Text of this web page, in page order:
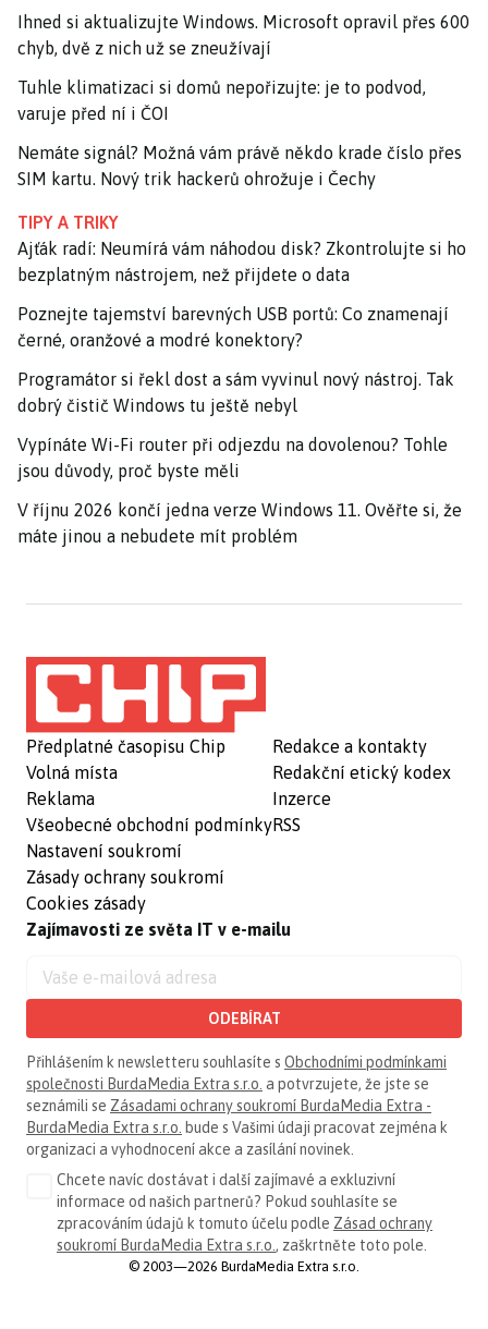
Ihned si aktualizujte Windows. Microsoft opravil přes 600
chyb, dvě z nich už se zneužívají
Tuhle klimatizaci si domů nepořizujte: je to podvod,
varuje před ní i ČOI
Nemáte signál? Možná vám právě někdo krade číslo přes
SIM kartu. Nový trik hackerů ohrožuje i Čechy
TIPY A TRIKY
Ajťák radí: Neumírá vám náhodou disk? Zkontrolujte si ho
bezplatným nástrojem, než přijdete o data
Poznejte tajemství barevných USB portů: Co znamenají
černé, oranžové a modré konektory?
Programátor si řekl dost a sám vyvinul nový nástroj. Tak
dobrý čistič Windows tu ještě nebyl
Vypínáte Wi-Fi router při odjezdu na dovolenou? Tohle
jsou důvody, proč byste měli
V říjnu 2026 končí jedna verze Windows 11. Ověřte si, že
máte jinou a nebudete mít problém
Předplatné časopisu Chip
Volná místa
Reklama
Všeobecné obchodní podmínky
Nastavení soukromí
Zásady ochrany soukromí
Cookies zásady
Redakce a kontakty
Redakční etický kodex
Inzerce
RSS
Zajímavosti ze světa IT v e-mailu
ODEBÍRAT
Přihlášením k newsletteru souhlasíte s Obchodními podmínkami
společnosti BurdaMedia Extra s.r.o. a potvrzujete, že jste se
seznámili se Zásadami ochrany soukromí BurdaMedia Extra -
BurdaMedia Extra s.r.o. bude s Vašimi údaji pracovat zejména k
organizaci a vyhodnocení akce a zasílání novinek.
Chcete navíc dostávat i další zajímavé a exkluzivní
informace od našich partnerů? Pokud souhlasíte se
zpracováním údajů k tomuto účelu podle Zásad ochrany
soukromí BurdaMedia Extra s.r.o. , zaškrtněte toto pole.
© 2003—2026 BurdaMedia Extra s.r.o.